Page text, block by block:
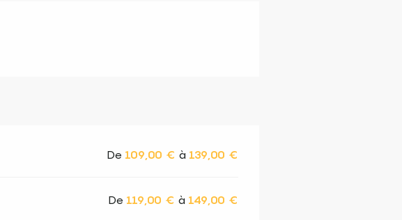
De 109,00 € à 139,00 €
De 119,00 € à 149,00 €